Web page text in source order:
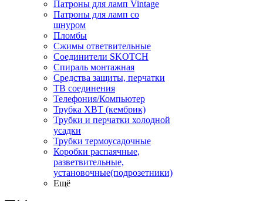
Патроны для ламп Vintage
Патроны для ламп со
шнуром
Пломбы
Сжимы ответвительные
Соединители SKOTCH
Спираль монтажная
Средства защиты, перчатки
ТВ соединения
Телефония/Компьютер
Трубка ХВТ (кембрик)
Трубки и перчатки холодной
усадки
Трубки термоусадочные
Коробки распаячные,
разветвительные,
установочные(подрозетники)
Ещё